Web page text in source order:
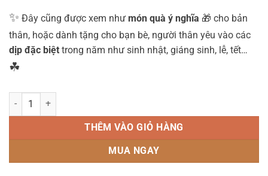
✨ Đây cũng được xem như món quà ý nghĩa 🎁 cho bản
thân, hoặc dành tặng cho bạn bè, người thân yêu vào các
dịp đặc biệt trong năm như sinh nhật, giáng sinh, lễ, tết…
☘
Vòng Tay Đá Mắt Hổ Đỏ Nâu 10 ly mix Tỳ Hưu Bạc mạ Vàng -
THÊM VÀO GIỎ HÀNG
MUA NGAY